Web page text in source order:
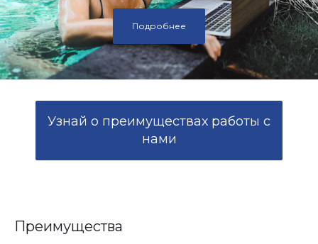
Подробнее
Узнай о преимуществах работы с
нами
Преимущества